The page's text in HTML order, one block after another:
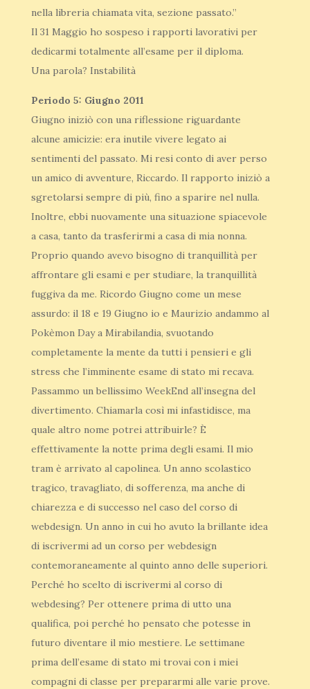
nella libreria chiamata vita, sezione passato.”
Il 31 Maggio ho sospeso i rapporti lavorativi per
dedicarmi totalmente all’esame per il diploma.
Una parola? Instabilità
Periodo 5: Giugno 2011
Giugno iniziò con una riflessione riguardante
alcune amicizie: era inutile vivere legato ai
sentimenti del passato. Mi resi conto di aver perso
un amico di avventure, Riccardo. Il rapporto iniziò a
sgretolarsi sempre di più, fino a sparire nel nulla.
Inoltre, ebbi nuovamente una situazione spiacevole
a casa, tanto da trasferirmi a casa di mia nonna.
Proprio quando avevo bisogno di tranquillità per
affrontare gli esami e per studiare, la tranquillità
fuggiva da me. Ricordo Giugno come un mese
assurdo: il 18 e 19 Giugno io e Maurizio andammo al
Pokèmon Day a Mirabilandia, svuotando
completamente la mente da tutti i pensieri e gli
stress che l’imminente esame di stato mi recava.
Passammo un bellissimo WeekEnd all’insegna del
divertimento. Chiamarla così mi infastidisce, ma
quale altro nome potrei attribuirle? È
effettivamente la notte prima degli esami. Il mio
tram è arrivato al capolinea. Un anno scolastico
tragico, travagliato, di sofferenza, ma anche di
chiarezza e di successo nel caso del corso di
webdesign. Un anno in cui ho avuto la brillante idea
di iscrivermi ad un corso per webdesign
contemoraneamente al quinto anno delle superiori.
Perché ho scelto di iscrivermi al corso di
webdesing? Per ottenere prima di utto una
qualifica, poi perché ho pensato che potesse in
futuro diventare il mio mestiere. Le settimane
prima dell’esame di stato mi trovai con i miei
compagni di classe per prepararmi alle varie prove.